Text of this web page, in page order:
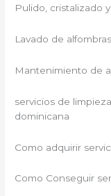
Pulido, cristalizado
Lavado de
Mantenimiento de
servicios de
dominicana
Como adquirir
Como Conseguir